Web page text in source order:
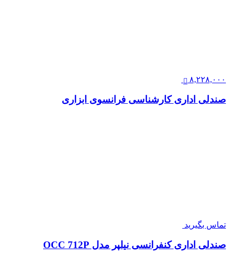
۸,۲۲۸,۰۰۰
صندلی اداری کارشناسی فرانسوی ابزاری
تماس بگیرید
صندلی اداری کنفرانسی نیلپر مدل OCC 712P